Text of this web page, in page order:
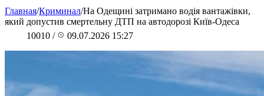
Главная/Криминал/На Одещині затримано водія вантажівки,
який допустив смертельну ДТП на автодорозі Київ-Одеса
10010 / 09.07.2026 15:27